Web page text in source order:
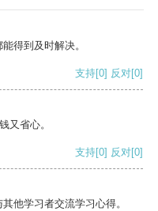
得到及时解决。
支持[0] 反对[0]
又省心。
支持[0] 反对[0]
他学习者交流学习心得。